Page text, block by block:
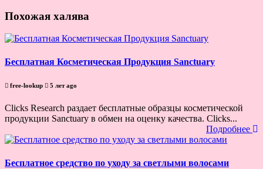
Похожая халява
Бесплатная Косметическая Продукция Sanctuary
free-lookup 5 лет ago
Clicks Research раздает бесплатные образцы косметической
продукции Sanctuary в обмен на оценку качества. Clicks...
Подробнее
Бесплатное средство по уходу за светлыми волосами